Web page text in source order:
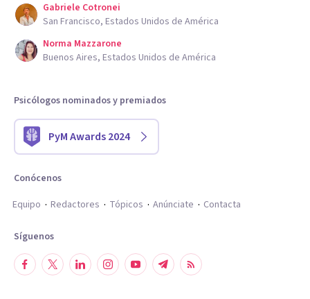
Gabriele Cotronei
San Francisco, Estados Unidos de América
Norma Mazzarone
Buenos Aires, Estados Unidos de América
Psicólogos nominados y premiados
PyM Awards 2024
Conócenos
Equipo
Redactores Tópicos Anúnciate Contacta
Síguenos